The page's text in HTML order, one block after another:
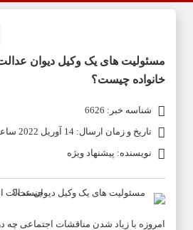
مسئولیت های یک وکیل دیوان
خانواده چیست؟
شناسه خبر: 6626
تاریخ و زمان ارسال: 14 آوریل 2022 ساعت 10:25
نویسنده: پیشنهاد ویژه
امروزه با زیاد شدن مناقشات اجتماعی